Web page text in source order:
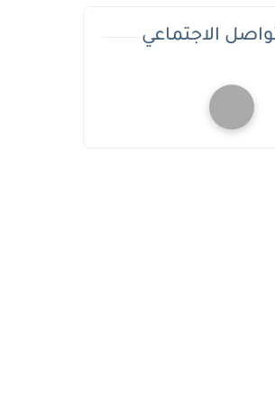
الاجتماعي